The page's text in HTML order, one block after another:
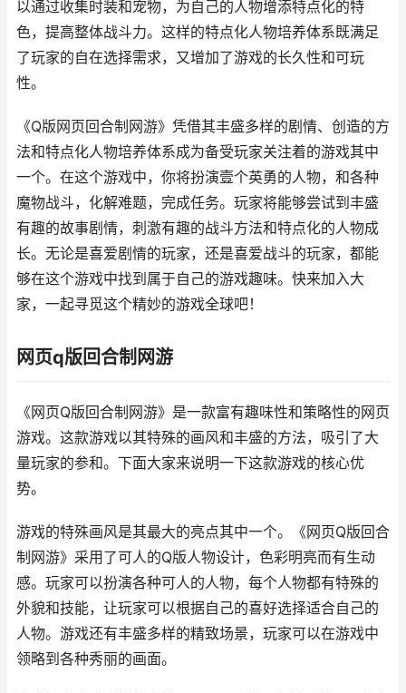
以通过收集时装和宠物，为自己的人物增添特点化的特
色，提高整体战斗力。这样的特点化人物培养体系既满足
了玩家的自在选择需求，又增加了游戏的长久性和可玩
性。
《Q版网页回合制网游》凭借其丰盛多样的剧情、创造的方
法和特点化人物培养体系成为备受玩家关注着的游戏其中
一个。在这个游戏中，你将扮演壹个英勇的人物，和各种
魔物战斗，化解难题，完成任务。玩家将能够尝试到丰盛
有趣的故事剧情，刺激有趣的战斗方法和特点化的人物成
长。无论是喜爱剧情的玩家，还是喜爱战斗的玩家，都能
够在这个游戏中找到属于自己的游戏趣味。快来加入大
家，一起寻觅这个精妙的游戏全球吧！
网页q版回合制网游
《网页Q版回合制网游》是一款富有趣味性和策略性的网页
游戏。这款游戏以其特殊的画风和丰盛的方法，吸引了大
量玩家的参和。下面大家来说明一下这款游戏的核心优
势。
游戏的特殊画风是其最大的亮点其中一个。《网页Q版回合
制网游》采用了可人的Q版人物设计，色彩明亮而有生动
感。玩家可以扮演各种可人的人物，每个人物都有特殊的
外貌和技能，让玩家可以根据自己的喜好选择适合自己的
人物。游戏还有丰盛多样的精致场景，玩家可以在游戏中
领略到各种秀丽的画面。